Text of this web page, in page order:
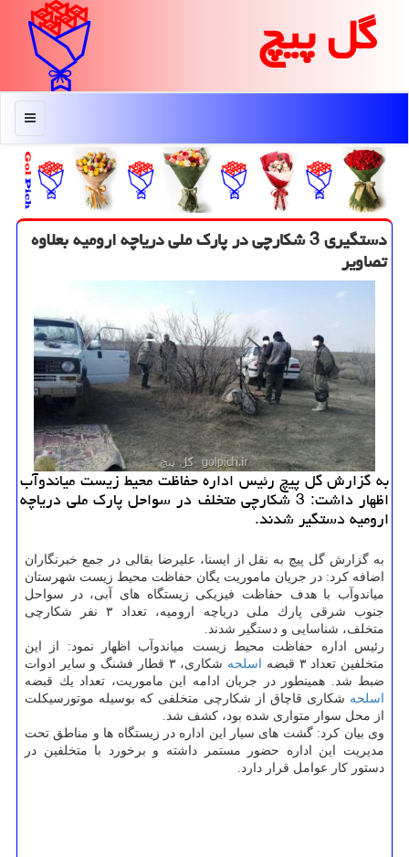
گل پیچ
منو
دستگیری 3 شكارچی در پارك ملی دریاچه ارومیه بعلاوه
تصاویر
به گزارش گل پیچ رئیس اداره حفاظت محیط زیست میاندوآب
اظهار داشت: 3 شكارچی متخلف در سواحل پارك ملی دریاچه
ارومیه دستگیر شدند.
به گزارش گل پیچ به نقل از ایسنا، علیرضا بقالی در جمع خبرنگاران
اضافه كرد: در جریان ماموریت یگان حفاظت محیط زیست شهرستان
میاندوآب با هدف حفاظت فیزیكی زیستگاه های آبی، در سواحل
جنوب شرقی پارك ملی دریاچه ارومیه، تعداد ۳ نفر شكارچی
متخلف، شناسایی و دستگیر شدند.
رئیس اداره حفاظت محیط زیست میاندوآب اظهار نمود: از این
متخلفین تعداد ۳ قبضه
اسلحه
شكاری، ۳ قطار فشنگ و سایر ادوات
ضبط شد. همینطور در جریان ادامه این ماموریت، تعداد یك قبضه
اسلحه شكاری قاچاق از شكارچی متخلفی كه بوسیله موتورسیكلت
از محل سوار متواری شده بود، كشف شد.
وی بیان كرد: گشت های سیار این اداره در زیستگاه ها و مناطق تحت
مدیریت این اداره حضور مستمر داشته و برخورد با متخلفین در
دستور كار عوامل قرار دارد.